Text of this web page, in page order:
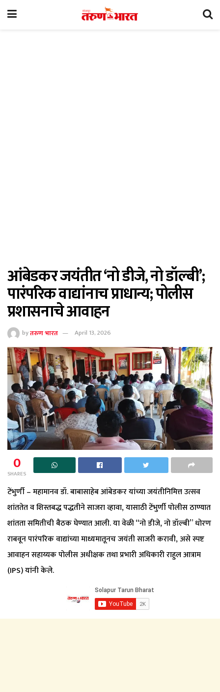
आंबेडकर जयंतीत ‘नो डीजे, नो डॉल्बी’;
पारंपरिक वाद्यांनाच प्राधान्य; पोलीस
प्रशासनाचे आवाहन
byतरुण भारत April 13, 2026
0
SHARES
टेंभुर्णी – महामानव डॉ. बाबासाहेब आंबेडकर यांच्या जयंतीनिमित्त उत्सव
शांततेत व शिस्तबद्ध पद्धतीने साजरा व्हावा, यासाठी टेंभुर्णी पोलीस ठाण्यात
शांतता समितीची बैठक घेण्यात आली. या वेळी “नो डीजे, नो डॉल्बी” धोरण
राबवून पारंपरिक वाद्यांच्या माध्यमातूनच जयंती साजरी करावी, असे स्पष्ट
आवाहन सहाय्यक पोलीस अधीक्षक तथा प्रभारी अधिकारी राहुल आत्राम
(IPS) यांनी केले.